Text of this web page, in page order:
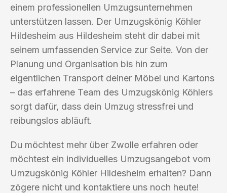
einem professionellen Umzugsunternehmen
unterstützen lassen. Der Umzugskönig Köhler
Hildesheim aus Hildesheim steht dir dabei mit
seinem umfassenden Service zur Seite. Von der
Planung und Organisation bis hin zum
eigentlichen Transport deiner Möbel und Kartons
– das erfahrene Team des Umzugskönig Köhlers
sorgt dafür, dass dein Umzug stressfrei und
reibungslos abläuft.
Du möchtest mehr über Zwolle erfahren oder
möchtest ein individuelles Umzugsangebot vom
Umzugskönig Köhler Hildesheim erhalten? Dann
zögere nicht und kontaktiere uns noch heute!